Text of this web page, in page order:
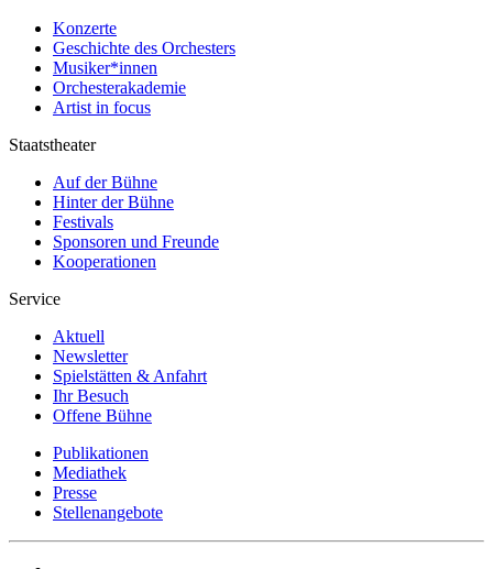
Konzerte
Geschichte des Orchesters
Musiker*innen
Orchesterakademie
Artist in focus
Staatstheater
Auf der Bühne
Hinter der Bühne
Festivals
Sponsoren und Freunde
Kooperationen
Service
Aktuell
Newsletter
Spielstätten & Anfahrt
Ihr Besuch
Offene Bühne
Publikationen
Mediathek
Presse
Stellenangebote